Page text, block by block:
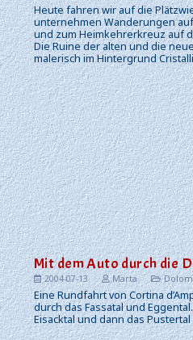
Heute fahren wir auf die
unternehmen Wanderungen
und zum Heimkehrerkreuz auf
Die Ruine der alten und die
malerisch im Hintergrund
Mit dem Auto durch die
2004-07-13 Marta
Eine Rundfahrt von Cortina
durch das Fassatal und
Eisacktal und dann das